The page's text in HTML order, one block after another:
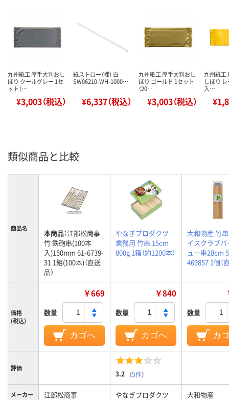
九州紙工 厚手大判おし
ぼり クールグレー 1セ
ット（…
¥3,003（税込）
紙ストロー（裸） 白
SW06210-WH-1000…
¥6,337（税込）
九州紙工 厚手大判おし
ぼり ゴールド 1セット
（20…
¥3,003（税込）
九州紙工
しぼり レ
入…
類似商品と比較
商品名 本商品：江部松商事
竹 鉄砲串(100本
入)150mm 61-6739-
31 1組(100本)（直送
品）
やなぎプロダクツ
業務用 竹串 15cm
800g 1箱（約1200本）
大和物産 竹
イスクラブ
ュー串28cm
469857 1個（
価格
(税込)
￥669
数量
カゴへ
￥840
数量
カゴへ
数量
カ
評価
3.2 （5件）
メーカー 江部松商事 やなぎプロダクツ 大和物産